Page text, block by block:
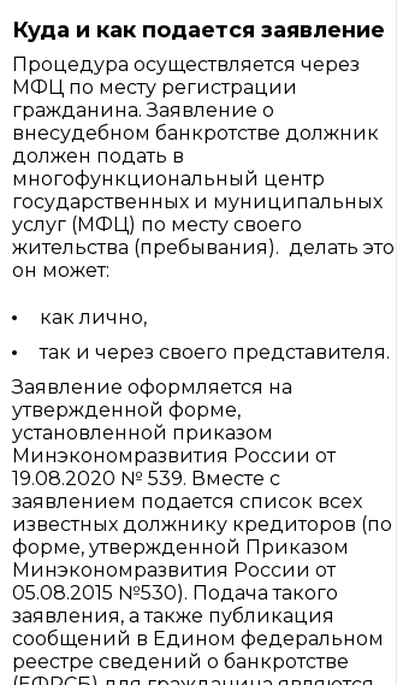
Куда и как подается заявление
Процедура осуществляется через
МФЦ по месту регистрации
гражданина. Заявление о
внесудебном банкротстве должник
должен подать в
многофункциональный центр
государственных и муниципальных
услуг (МФЦ) по месту своего
жительства (пребывания). делать это
он может:
как лично,
так и через своего представителя.
Заявление оформляется на
утвержденной форме,
установленной приказом
Минэкономразвития России от
19.08.2020 № 539. Вместе с
заявлением подается список всех
известных должнику кредиторов (по
форме, утвержденной Приказом
Минэкономразвития России от
05.08.2015 №530). Подача такого
заявления, а также публикация
сообщений в Едином федеральном
реестре сведений о банкротстве